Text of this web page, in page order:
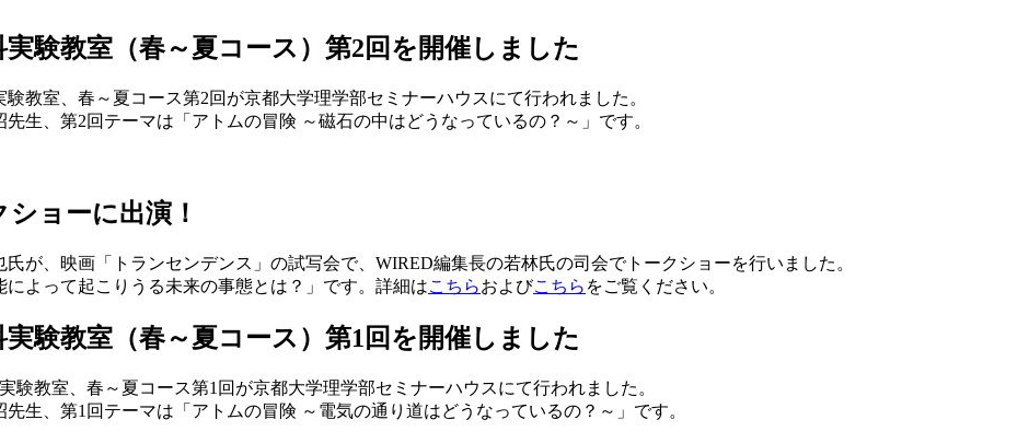
実験教室（春～夏コース）第2回を開催しました
教室、春～夏コース第2回が京都大学理学部セミナーハウスにて行われました。
生、第2回テーマは「アトムの冒険 ～磁石の中はどうなっているの？～」です。
ョーに出演！
が、映画「トランセンデンス」の試写会で、WIRED編集長の若林氏の司会でトークショーを行いました。
によって起こりうる未来の事態とは？」です。詳細はこちらおよびこちら をご覧ください。
実験教室（春～夏コース）第1回を開催しました
験教室、春～夏コース第1回が京都大学理学部セミナーハウスにて行われました。
生、第1回テーマは「アトムの冒険 ～電気の通り道はどうなっているの？～」です。